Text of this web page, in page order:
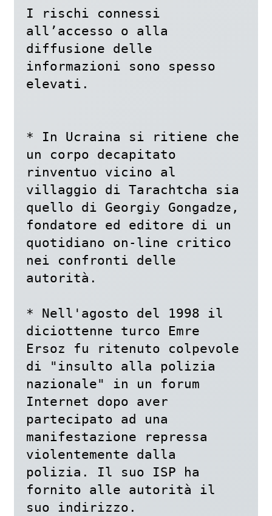
I rischi connessi
all’accesso o alla
diffusione delle
informazioni sono spesso
elevati.
* In Ucraina si ritiene che
un corpo decapitato
rinventuo vicino al
villaggio di Tarachtcha sia
quello di Georgiy Gongadze,
fondatore ed editore di un
quotidiano on-line critico
nei confronti delle
autorità.
* Nell'agosto del 1998 il
diciottenne turco Emre
Ersoz fu ritenuto colpevole
di "insulto alla polizia
nazionale" in un forum
Internet dopo aver
partecipato ad una
manifestazione repressa
violentemente dalla
polizia. Il suo ISP ha
fornito alle autorità il
suo indirizzo.